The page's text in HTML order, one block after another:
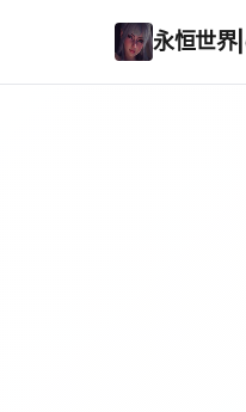
永恒世